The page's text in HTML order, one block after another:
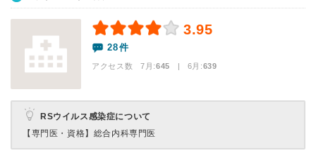
3.95
28件
アクセス数 7月:645 | 6月:639
RSウイルス感染症について
【専門医・資格】 総合内科専門医